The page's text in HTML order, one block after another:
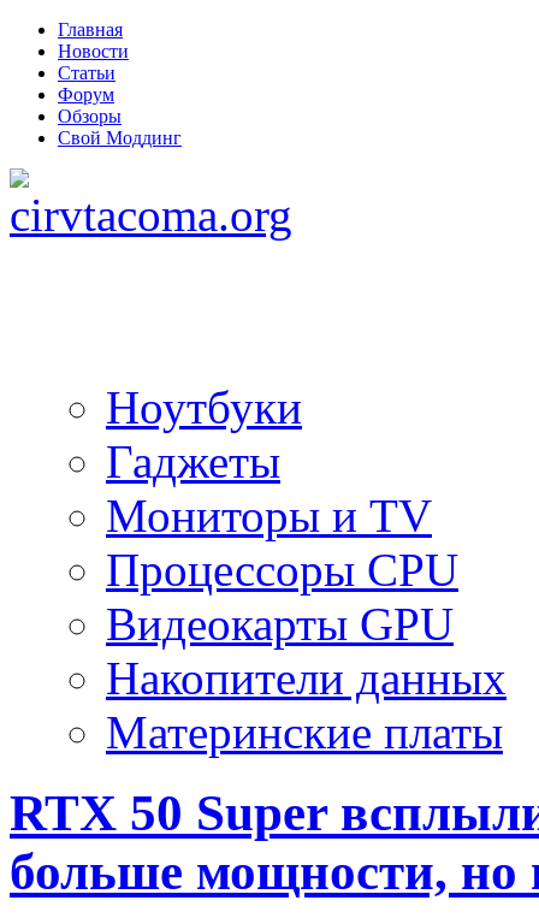
Главная
Новости
Статьи
Форум
Обзоры
Свой Моддинг
Ноутбуки
Гаджеты
Мониторы и TV
Процессоры CPU
Видеокарты GPU
Накопители данных
Материнские платы
RTX 50 Super
больше мощности, но